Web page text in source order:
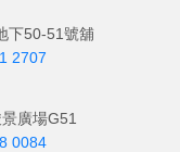
下50-51號舖
2707
廣場G51
0084